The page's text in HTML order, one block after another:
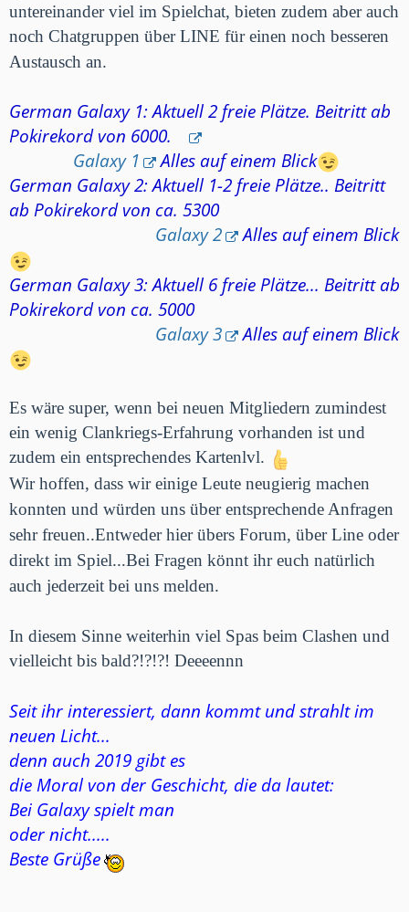
untereinander viel im Spielchat, bieten zudem aber auch
noch Chatgruppen über LINE für einen noch besseren
Austausch an.
German Galaxy 1: Aktuell 2 freie Plätze. Beitritt ab
Pokirekord von 6000.
Galaxy 1
Alles auf einem Blick
German Galaxy 2: Aktuell 1-2 freie Plätze.. Beitritt
ab Pokirekord von ca. 5300
Galaxy 2
Alles auf einem Blick
German Galaxy 3: Aktuell 6 freie Plätze... Beitritt ab
Pokirekord von ca. 5000
Galaxy 3
Alles auf einem Blick
Es wäre super, wenn bei neuen Mitgliedern zumindest
ein wenig Clankriegs-Erfahrung vorhanden ist und
zudem ein entsprechendes Kartenlvl.
Wir hoffen, dass wir einige Leute neugierig machen
konnten und würden uns über entsprechende Anfragen
sehr freuen..Entweder hier übers Forum, über Line oder
direkt im Spiel...Bei Fragen könnt ihr euch natürlich
auch jederzeit bei uns melden.
In diesem Sinne weiterhin viel Spas beim Clashen und
vielleicht bis bald?!?!?! Deeeennn
Seit ihr interessiert, dann kommt und strahlt im
neuen Licht...
denn auch 2019 gibt es
die Moral von der Geschicht, die da lautet:
Bei Galaxy spielt man
oder nicht.....
Beste Grüße